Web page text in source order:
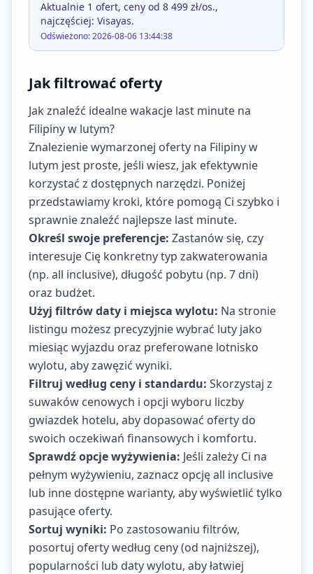
Aktualnie 1 ofert, ceny od 8 499 zł/os.,
najczęściej: Visayas.
Odświeżono: 2026-08-06 13:44:38
Jak filtrować oferty
Jak znaleźć idealne wakacje last minute na
Filipiny w lutym?
Znalezienie wymarzonej oferty na Filipiny w
lutym jest proste, jeśli wiesz, jak efektywnie
korzystać z dostępnych narzędzi. Poniżej
przedstawiamy kroki, które pomogą Ci szybko i
sprawnie znaleźć najlepsze last minute.
Określ swoje preferencje: Zastanów się, czy
interesuje Cię konkretny typ zakwaterowania
(np. all inclusive), długość pobytu (np. 7 dni)
oraz budżet.
Użyj filtrów daty i miejsca wylotu: Na stronie
listingu możesz precyzyjnie wybrać luty jako
miesiąc wyjazdu oraz preferowane lotnisko
wylotu, aby zawęzić wyniki.
Filtruj według ceny i standardu: Skorzystaj z
suwaków cenowych i opcji wyboru liczby
gwiazdek hotelu, aby dopasować oferty do
swoich oczekiwań finansowych i komfortu.
Sprawdź opcje wyżywienia: Jeśli zależy Ci na
pełnym wyżywieniu, zaznacz opcję all inclusive
lub inne dostępne warianty, aby wyświetlić tylko
pasujące oferty.
Sortuj wyniki: Po zastosowaniu filtrów,
posortuj oferty według ceny (od najniższej),
popularności lub daty wylotu, aby łatwiej